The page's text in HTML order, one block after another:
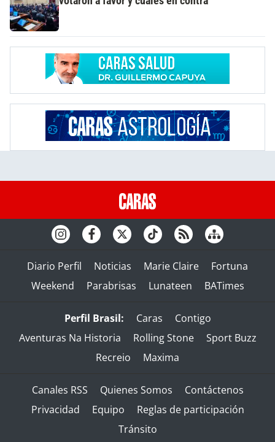
Diario Perfil Noticias Marie Claire
Fortuna
Weekend
Parabrisas Lunateen BATimes
Perfil Brasil: Caras
Contigo
Aventuras Na Historia
Rolling Stone
Sport Buzz
Recreio
Maxima
Canales RSS Quienes Somos
Contáctenos
Privacidad
Equipo
Reglas de participación
Tránsito